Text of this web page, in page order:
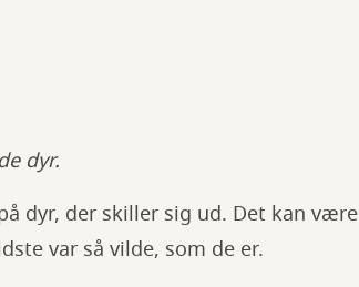
dyr.
dyr, der skiller sig ud. Det kan være
var så vilde, som de er.